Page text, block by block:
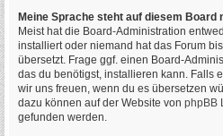
Meine Sprache steht auf diesem Board
Meist hat die Board-Administration
installiert oder niemand hat das Forum
übersetzt. Frage ggf. einen Board-
das du benötigst, installieren kann. Falls
wir uns freuen, wenn du es übersetzen
dazu können auf der Website von phpBB
gefunden werden.